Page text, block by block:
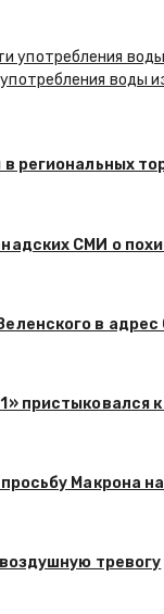
воды
региональных
СМИ о
в
пристыковался
Макрона
тревогу